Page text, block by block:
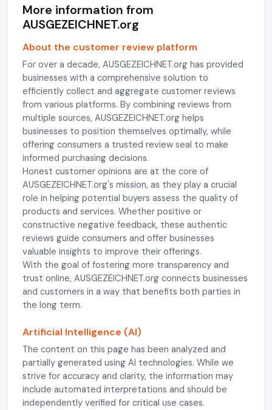
More information from
AUSGEZEICHNET.org
About the customer review platform
For over a decade, AUSGEZEICHNET.org has provided
businesses with a comprehensive solution to
efficiently collect and aggregate customer reviews
from various platforms. By combining reviews from
multiple sources, AUSGEZEICHNET.org helps
businesses to position themselves optimally, while
offering consumers a trusted review seal to make
informed purchasing decisions.
Honest customer opinions are at the core of
AUSGEZEICHNET.org's mission, as they play a crucial
role in helping potential buyers assess the quality of
products and services. Whether positive or
constructive negative feedback, these authentic
reviews guide consumers and offer businesses
valuable insights to improve their offerings.
With the goal of fostering more transparency and
trust online, AUSGEZEICHNET.org connects businesses
and customers in a way that benefits both parties in
the long term.
Artificial Intelligence (AI)
The content on this page has been analyzed and
partially generated using AI technologies. While we
strive for accuracy and clarity, the information may
include automated interpretations and should be
independently verified for critical use cases.